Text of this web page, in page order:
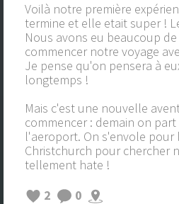
Voilà notre première
termine et elle etait super !
Nous avons eu beaucoup
commencer notre voyage
Je pense qu'on pensera à
longtemps !
Mais c'est une nouvelle
commencer : demain on
l'aeroport. On s'envole pour
Christchurch pour chercher
tellement hate !
2
0